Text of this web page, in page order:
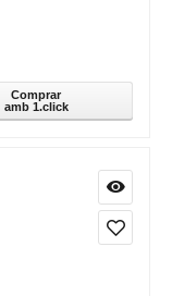
Comprar
amb 1.click